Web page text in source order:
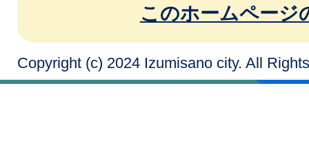
このホームページ
Copyright (c) 2024 Izumisano city. All